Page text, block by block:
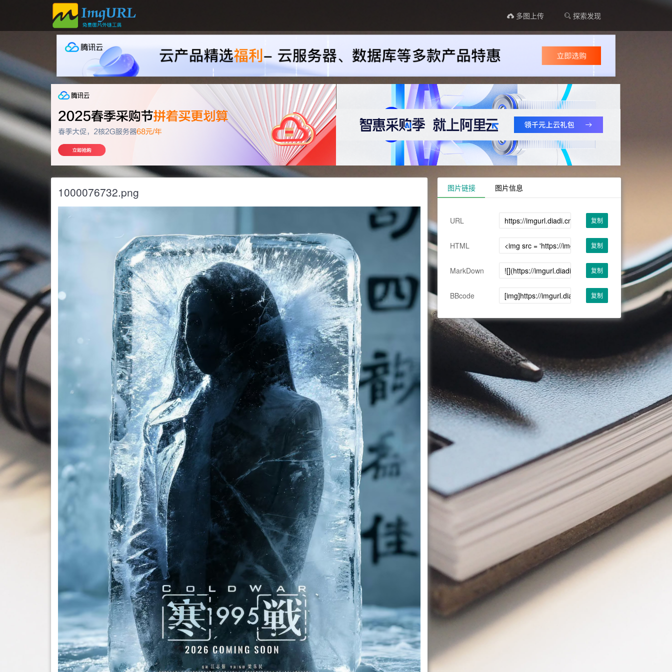
多图上传 探索发现
1000076732.png 图片链接 图片信息
URL 复制
HTML 复制
MarkDown 复制
BBcode 复制